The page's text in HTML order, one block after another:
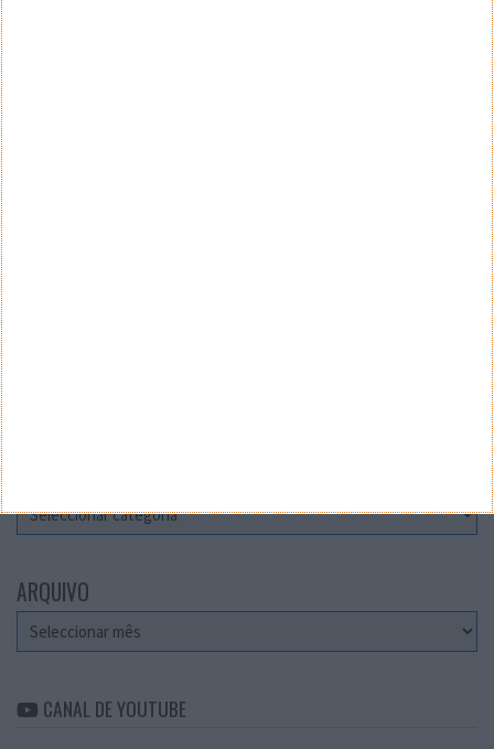
ARQUIVO
Arquivo
CANAL DE YOUTUBE